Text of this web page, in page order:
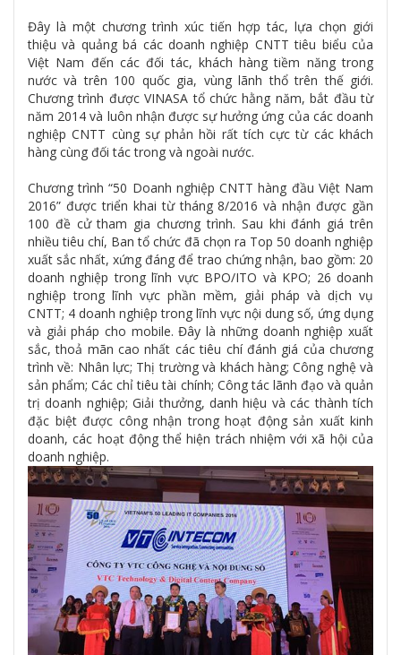
Đây là một chương trình xúc tiến hợp tác, lựa chọn giới
thiệu và quảng bá các doanh nghiệp CNTT tiêu biểu của
Việt Nam đến các đối tác, khách hàng tiềm năng trong
nước và trên 100 quốc gia, vùng lãnh thổ trên thế giới.
Chương trình được VINASA tổ chức hằng năm, bắt đầu từ
năm 2014 và luôn nhận được sự hưởng ứng của các doanh
nghiệp CNTT cùng sự phản hồi rất tích cực từ các khách
hàng cùng đối tác trong và ngoài nước.
Chương trình “50 Doanh nghiệp CNTT hàng đầu Việt Nam
2016” được triển khai từ tháng 8/2016 và nhận được gần
100 đề cử tham gia chương trình. Sau khi đánh giá trên
nhiều tiêu chí, Ban tổ chức đã chọn ra Top 50 doanh nghiệp
xuất sắc nhất, xứng đáng để trao chứng nhận, bao gồm: 20
doanh nghiệp trong lĩnh vực BPO/ITO và KPO; 26 doanh
nghiệp trong lĩnh vực phần mềm, giải pháp và dịch vụ
CNTT; 4 doanh nghiệp trong lĩnh vực nội dung số, ứng dụng
và giải pháp cho mobile. Đây là những doanh nghiệp xuất
sắc, thoả mãn cao nhất các tiêu chí đánh giá của chương
trình về: Nhân lực; Thị trường và khách hàng; Công nghệ và
sản phẩm; Các chỉ tiêu tài chính; Công tác lãnh đạo và quản
trị doanh nghiệp; Giải thưởng, danh hiệu và các thành tích
đặc biệt được công nhận trong hoạt động sản xuất kinh
doanh, các hoạt động thể hiện trách nhiệm với xã hội của
doanh nghiệp.